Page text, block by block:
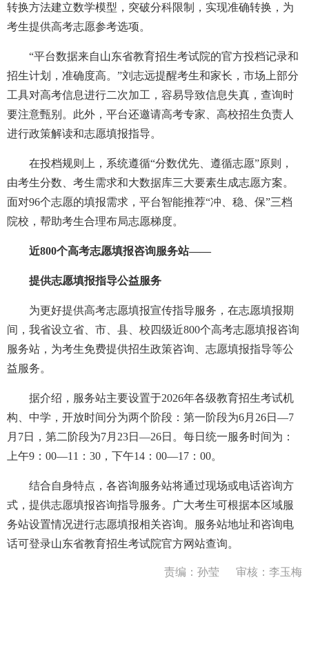
转换方法建立数学模型，突破分科限制，实现准确转换，为
考生提供高考志愿参考选项。
“平台数据来自山东省教育招生考试院的官方投档记录和
招生计划，准确度高。”刘志远提醒考生和家长，市场上部分
工具对高考信息进行二次加工，容易导致信息失真，查询时
要注意甄别。此外，平台还邀请高考专家、高校招生负责人
进行政策解读和志愿填报指导。
在投档规则上，系统遵循“分数优先、遵循志愿”原则，
由考生分数、考生需求和大数据库三大要素生成志愿方案。
面对96个志愿的填报需求，平台智能推荐“冲、稳、保”三档
院校，帮助考生合理布局志愿梯度。
近800个高考志愿填报咨询服务站——
提供志愿填报指导公益服务
为更好提供高考志愿填报宣传指导服务，在志愿填报期
间，我省设立省、市、县、校四级近800个高考志愿填报咨询
服务站，为考生免费提供招生政策咨询、志愿填报指导等公
益服务。
据介绍，服务站主要设置于2026年各级教育招生考试机
构、中学，开放时间分为两个阶段：第一阶段为6月26日—7
月7日，第二阶段为7月23日—26日。每日统一服务时间为：
上午9：00—11：30，下午14：00—17：00。
结合自身特点，各咨询服务站将通过现场或电话咨询方
式，提供志愿填报咨询指导服务。广大考生可根据本区域服
务站设置情况进行志愿填报相关咨询。服务站地址和咨询电
话可登录山东省教育招生考试院官方网站查询。
责编：孙莹 审核：李玉梅